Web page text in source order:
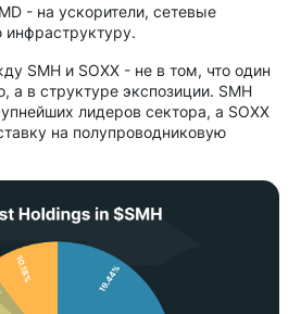
- на ускорители, сетевые
SMH и SOXX - не в том, что один
а в структуре экспозиции. SMH
лидеров сектора, а SOXX
на полупроводниковую